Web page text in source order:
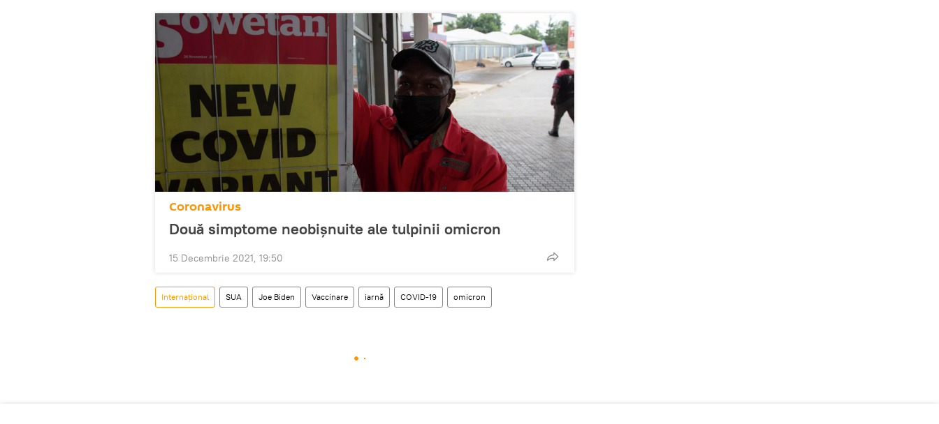
Coronavirus
Două simptome neobișnuite ale tulpinii omicron
15 Decembrie 2021, 19:50
Internaţional SUA Joe Biden Vaccinare iarnă COVID-19 omicron